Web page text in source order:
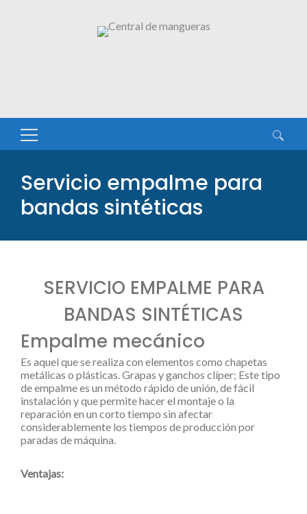
Buscar:
Servicio empalme para
bandas sintéticas
SERVICIO EMPALME PARA
BANDAS SINTÉTICAS
Empalme mecánico
Es aquel que se realiza con elementos como chapetas
metálicas o plásticas. Grapas y ganchos clíper; Este tipo
de empalme es un método rápido de unión, de fácil
instalación y que permite hacer el montaje o la
reparación en un corto tiempo sin afectar
considerablemente los tiempos de producción por
paradas de máquina.
Ventajas: